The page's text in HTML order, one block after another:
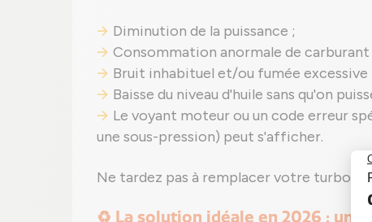
Diminution de la puissance ;
Consommation anormale de carburant
Bruit inhabituel et/ou fumée excessive
Baisse du niveau d'huile sans qu'on
Le voyant moteur ou un code erreur
une sous-pression) peut s'afficher.
Ne tardez pas à remplacer votre turbo
♻️ La solution idéale en 2026 : un